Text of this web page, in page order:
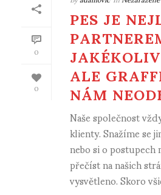
0
0
PES JE
ALE
NÁM
Naše společnost
klienty. Snažíme se
nebo si o
přečíst na našich
vysvětleno. Skoro